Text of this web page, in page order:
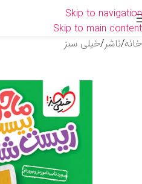
Skip to navigation
Skip to main content
خانه/ناشر/خیلی سبز